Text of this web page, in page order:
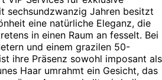
sechsundzwanzig Jahren besitzt
eine natürliche Eleganz, die
in einen Raum an fesselt. Bei
und einem grazilen 50-
ihre Präsenz sowohl imposant als
Haar umrahmt ein Gesicht, das